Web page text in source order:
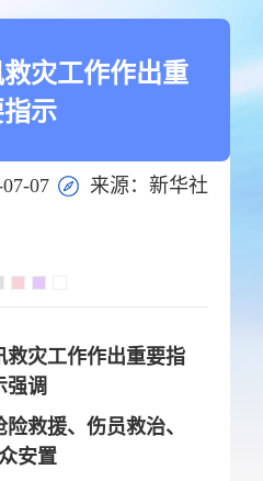
灾工作作出重
示
07 来源：新华社
救灾工作作出重要指
强调
救援、伤员救治、
安置